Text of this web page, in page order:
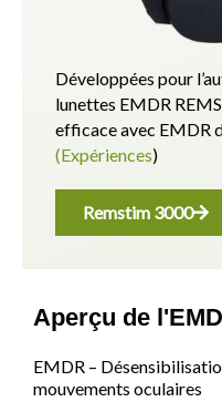
Développées pour
lunettes EMDR
efficace avec EMDR
(Expériences)
Remstim 3000
Aperçu de
EMDR –
mouvements oculaires